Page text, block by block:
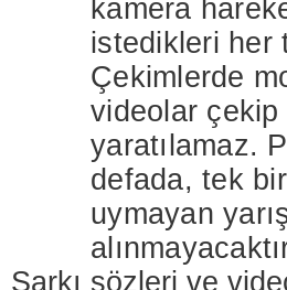
kamera
istedikleri her
Çekimlerde
videolar
yaratılamaz.
defada, tek bir
uymayan
Şarkı sözleri ve